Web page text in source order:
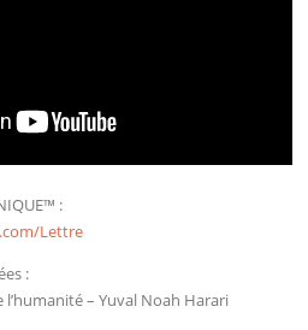
:
Lettre
:
– Yuval Noah Harari